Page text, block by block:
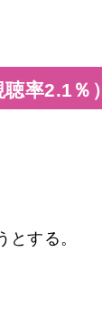
率2.1％）
する。